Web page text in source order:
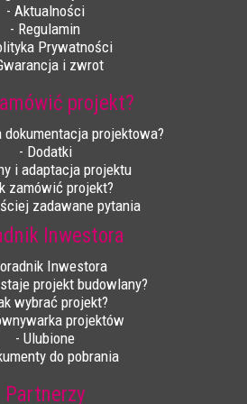
- Aktualności
- Regulamin
Prywatności
i zwrot
projekt?
dokumentacja projektowa?
- Dodatki
i adaptacja projektu
zamówić projekt?
zadawane pytania
Inwestora
Inwestora
projekt budowlany?
wybrać projekt?
projektów
- Ulubione
do pobrania
Partnerzy